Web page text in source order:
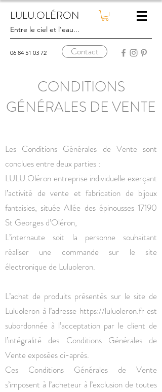
LULU.OLÉRON
Entre le ciel et l'eau...
06 84 51 03 72 Contact
CONDITIONS
GÉNÉRALES DE VENTE
Les Conditions Générales de Vente sont
conclues entre deux parties :
LULU.Oléron entreprise individuelle exerçant
l’activité de vente et fabrication de bijoux
fantaisies, située Allée des épinousses 17190
St Georges d’Oléron,
L’internaute soit la personne souhaitant
réaliser une commande sur le site
électronique de Luluoleron.
L’achat de produits présentés sur le site de
Luluoleron à l’adresse https://luluoleron.frest
subordonnée à l’acceptation par le client de
l’intégralité des Conditions Générales de
Vente exposées ci-après.
Ces Conditions Générales de Vente
s’imposent à l’acheteur à l’exclusion de toutes